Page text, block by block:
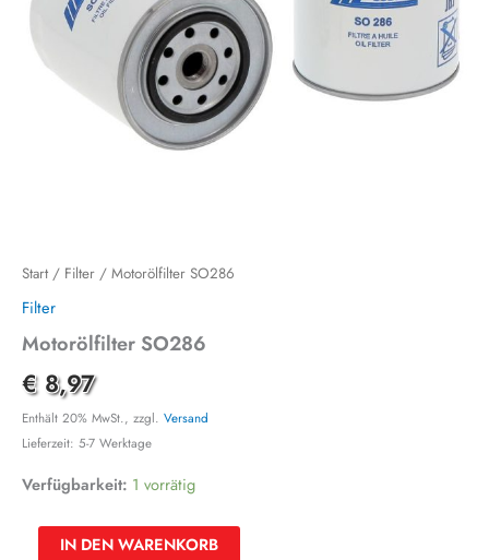
Start / Filter / Motorölfilter SO286
Filter
Motorölfilter SO286
€8,97
Enthält 20% MwSt., zzgl. Versand
Lieferzeit: 5-7 Werktage
Verfügbarkeit: 1 vorrätig
IN DEN WARENKORB